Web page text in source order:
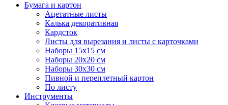
Бумага и картон
Ацетатные листы
Калька декоративная
Кардсток
Листы для вырезания и листы с карточками
Наборы 15х15 см
Наборы 20х20 см
Наборы 30х30 см
Пивной и переплетный картон
По листу
Инструменты